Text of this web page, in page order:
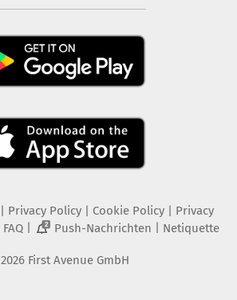
| Privacy Policy| Cookie Policy| Privacy
FAQ| 2 Push-Nachrichten | Netiquette
2026 First Avenue GmbH